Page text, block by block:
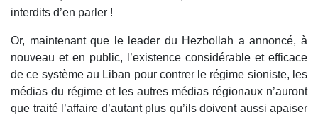
interdits d’en parler !
Or, maintenant que le leader du Hezbollah a annoncé, à
nouveau et en public, l’existence considérable et efficace
de ce système au Liban pour contrer le régime sioniste, les
médias du régime et les autres médias régionaux n’auront
que traité l’affaire d’autant plus qu’ils doivent aussi apaiser